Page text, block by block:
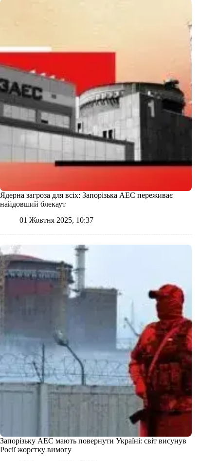
Ядерна загроза для всіх: Запорізька АЕС переживає
найдовший блекаут
01 Жовтня 2025, 10:37
Запорізьку АЕС мають повернути Україні: світ висунув
Росії жорстку вимогу